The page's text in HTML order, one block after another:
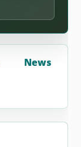
News